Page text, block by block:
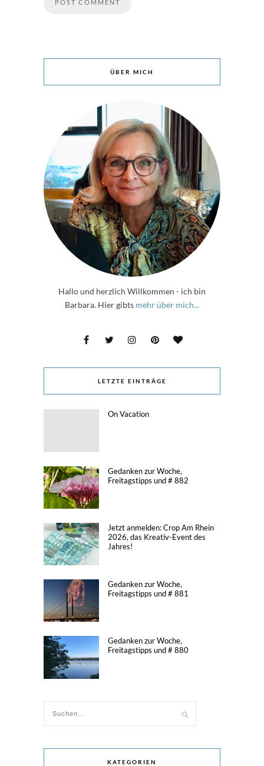
ÜBER MICH
Hallo und herzlich Willkommen - ich bin
Barbara. Hier gibts mehr über mich...
LETZTE EINTRÄGE
On Vacation
Gedanken zur Woche,
Freitagstipps und # 882
Jetzt anmelden: Crop Am Rhein
2026, das Kreativ-Event des
Jahres!
Gedanken zur Woche,
Freitagstipps und # 881
Gedanken zur Woche,
Freitagstipps und # 880
KATEGORIEN